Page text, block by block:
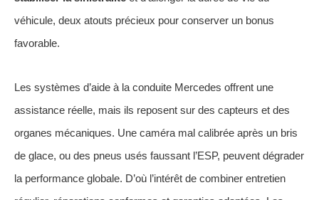
véhicule, deux atouts précieux pour conserver un bonus
favorable.
Les systèmes d’aide à la conduite Mercedes offrent une
assistance réelle, mais ils reposent sur des capteurs et des
organes mécaniques. Une caméra mal calibrée après un bris
de glace, ou des pneus usés faussant l’ESP, peuvent dégrader
la performance globale. D’où l’intérêt de combiner entretien